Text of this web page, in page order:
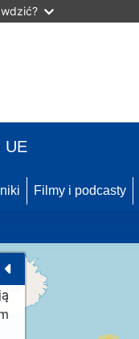
UE
Filmy i podcasty